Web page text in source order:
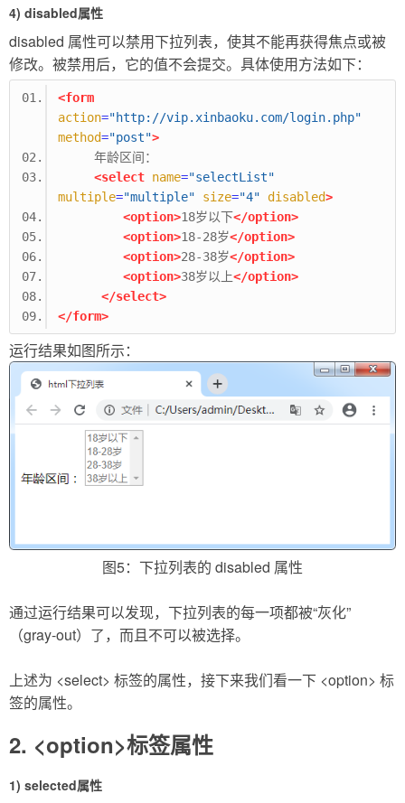
4) disabled属性
disabled 属性可以禁用下拉列表，使其不能再获得焦点或被
修改。被禁用后，它的值不会提交。具体使用方法如下：
<form
action="http://vip.xinbaoku.com/login.php"
method="post">
     年龄区间：
<select name="selectList"
multiple="multiple" size="4" disabled>
<option>18岁以下</option>
<option>18-28岁</option>
<option>28-38岁</option>
<option>38岁以上</option>
</select>
</form>
运行结果如图所示：
图5：下拉列表的 disabled 属性
通过运行结果可以发现，下拉列表的每一项都被“灰化”
（gray-out）了，而且不可以被选择。
上述为 <select> 标签的属性，接下来我们看一下 <option> 标
签的属性。
2. <option>标签属性
1) selected属性